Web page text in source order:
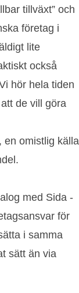
tillväxt” och
företag i
lite
också
hör hela tiden
de vill göra
en omistlig källa
med Sida -
för
i samma
sätt än via